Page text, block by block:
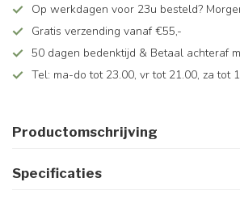
Op werkdagen voor 23u besteld?
Gratis verzending vanaf €55,-
50 dagen bedenktijd & Betaal achteraf
Tel: ma-do tot 23.00, vr tot 21.00, za tot
Productomschrijving
Specificaties